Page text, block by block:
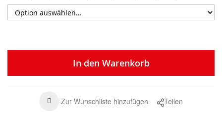
In den Warenkorb
Zur Wunschliste hinzufügen Teilen